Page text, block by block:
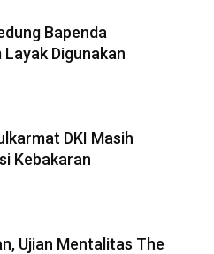
Bapenda
Digunakan
DKI Masih
Kebakaran
Ujian Mentalitas The